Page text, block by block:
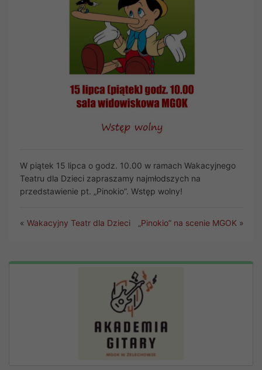
W piątek 15 lipca o godz. 10.00 w ramach Wakacyjnego
Teatru dla Dzieci zapraszamy najmłodszych na
przedstawienie pt. „Pinokio”. Wstęp wolny!
«Wakacyjny Teatr dla Dzieci „Pinokio” na scenie MGOK »